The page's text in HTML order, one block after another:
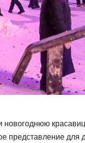
представление для